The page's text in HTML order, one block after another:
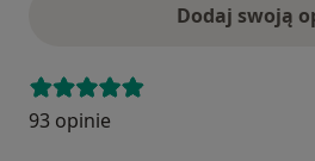
Dodaj swoją
93 opinie